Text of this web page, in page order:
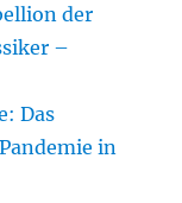
der
–
Das
in